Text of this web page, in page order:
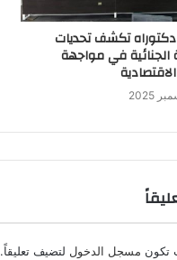
تكشف تحديات
الجنائية في مواجهة
تكون مسجل الدخول لتضيف تعليقاً.